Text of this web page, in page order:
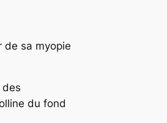
de sa myopie
des
du fond